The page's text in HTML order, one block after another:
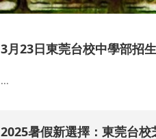
3月23日東莞台校中學部招
...
2025暑假新選擇：東莞台